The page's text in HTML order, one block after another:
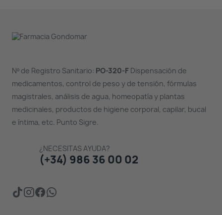
Nº de Registro Sanitario: PO-320-FDispensación de
medicamentos, control de peso y de tensión, fórmulas
magistrales, análisis de agua, homeopatía y plantas
medicinales, productos de higiene corporal, capilar, bucal
e íntima, etc. Punto Sigre.
¿NECESITAS AYUDA?
(+34) 986 36 00 02